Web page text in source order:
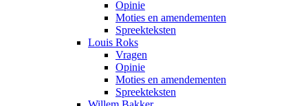
Opinie
Moties en amendementen
Spreekteksten
Louis Roks
Vragen
Opinie
Moties en amendementen
Spreekteksten